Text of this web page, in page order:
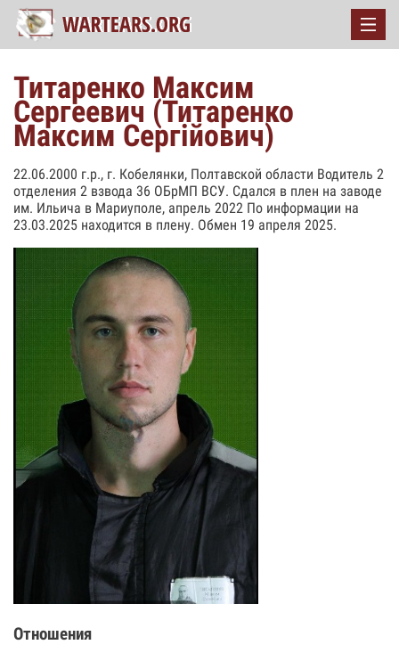
Титаренко Максим
Сергеевич (Титаренко
Максим Сергійович)
22.06.2000 г.р., г. Кобелянки, Полтавской области Водитель 2
отделения 2 взвода 36 ОБрМП ВСУ. Сдался в плен на заводе
им. Ильича в Мариуполе, апрель 2022 По информации на
23.03.2025 находится в плену. Обмен 19 апреля 2025.
Отношения